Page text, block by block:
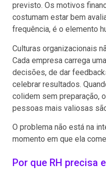
previsto. Os motivos
costumam estar bem
frequência, é o elemento
Culturas organizacionais
Cada empresa carrega
decisões, de dar
celebrar resultados.
colidem sem preparação,
pessoas mais valiosas
O problema não está na
momento em que ela
Por que RH precisa